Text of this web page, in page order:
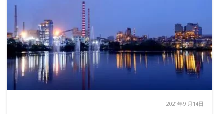
2021年9 月14日